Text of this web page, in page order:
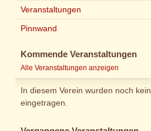
Veranstaltungen
Pinnwand
Kommende Veranstaltungen
Alle Veranstaltungen anzeigen
In diesem Verein wurden noch
eingetragen.